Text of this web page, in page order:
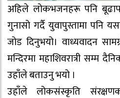
अहिले लोकभजनहरू पनि
गुनासो गर्दै युवापुस्तामा पनि
जोड दिनुभयो। वाध्यवादन
मन्दिरमा महाशिवरात्री सम्म
उहाँले बताउनु भयो ।
उहाँले लोकसंस्कृति